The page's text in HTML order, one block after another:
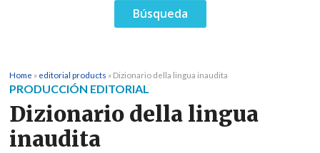
Home » editorial products » Dizionario della lingua inaudita
PRODUCCIÓN EDITORIAL
Dizionario della lingua
inaudita